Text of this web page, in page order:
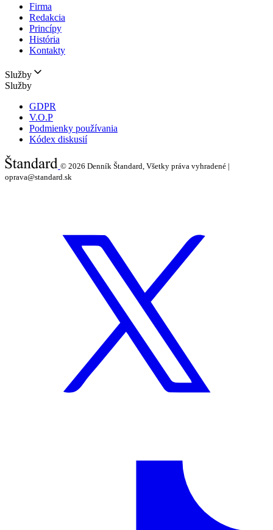
Firma
Redakcia
Princípy
História
Kontakty
Služby
Služby
GDPR
V.O.P
Podmienky používania
Kódex diskusií
© 2026 Denník Štandard, Všetky práva vyhradené |
oprava@standard.sk